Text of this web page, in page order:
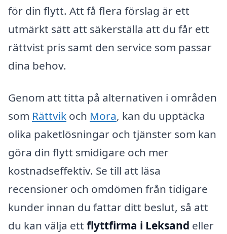
för din flytt. Att få flera förslag är ett
utmärkt sätt att säkerställa att du får ett
rättvist pris samt den service som passar
dina behov.
Genom att titta på alternativen i områden
som Rättvik och Mora, kan du upptäcka
olika paketlösningar och tjänster som kan
göra din flytt smidigare och mer
kostnadseffektiv. Se till att läsa
recensioner och omdömen från tidigare
kunder innan du fattar ditt beslut, så att
du kan välja ett flyttfirma i Leksand eller